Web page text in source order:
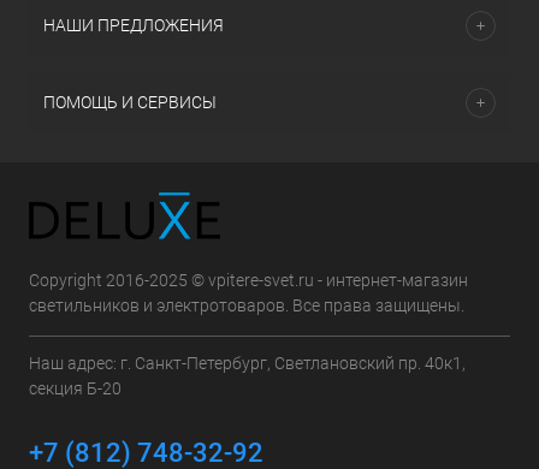
НАШИ ПРЕДЛОЖЕНИЯ
ПОМОЩЬ И СЕРВИСЫ
Copyright 2016-2025 © vpitere-svet.ru - интернет-магазин
светильников и электротоваров. Все права защищены.
Наш адрес: г. Санкт-Петербург, Светлановский пр. 40к1,
секция Б-20
+7 (812) 748-32-92